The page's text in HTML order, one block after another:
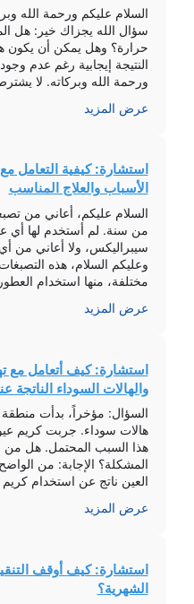
السلام عليكم ورحمة الله
سؤال الله يجزاك خير: هل
حرارة؟ وهل يمكن أن يكون
النتيجة إيجابية رغم عدم
ورحمة الله وبركاته. لا
عرض المزيد
استشارة: كيفية التعامل
الأسباب والعلاج المناسب
السلام عليكم، أعاني من
من سنة. لم أستخدم لها أي
سيبراليكس، ولا أعاني من
وعليكم السلام، هذه
مختلفة، منها استخدام
[…]
عرض المزيد
استشارة: كيف أتعامل مع
والهالات السوداء الناتجة
السؤال: مؤخراً، بدأت منطقة
هالات سوداء. جربت كريم
هذا السبب المحتمل. هل من
المشكلة؟ الإجابة: من
العين ناتج عن استخدام
عرض المزيد
استشارة: كيف أوقف
الشهرية؟